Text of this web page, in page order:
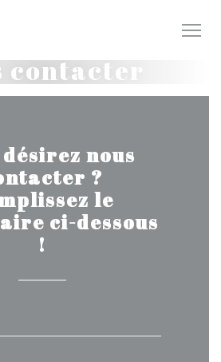
contacter
désirez nous
?
le
ci-dessous
!